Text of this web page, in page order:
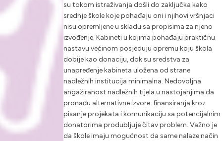
su tokom istraživanja došli do zaključka kako
srednje škole koje pohađaju oni i njihovi vršnjaci
nisu opremljene u skladu sa propisima za njeno
izvođenje. Kabineti u kojima pohađaju praktičnu
nastavu većinom posjeduju opremu koju škola
dobije kao donaciju, dok su sredstva za
unapređenje kabineta uložena od strane
nadležnih institucija minimalna. Nedovoljna
angažiranost nadležnih tijela u nastojanjima da
pronađu alternativne izvore finansiranja kroz
pisanje projekata i komunikaciju sa potencijalnim
donatorima produbljuje čitav problem. Važno je
da škole imaju mogućnost da same nalaze način